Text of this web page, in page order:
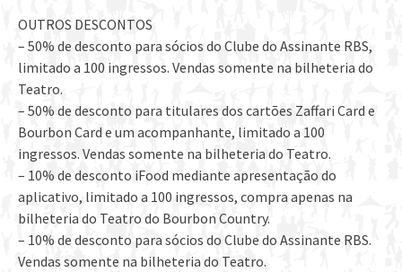
OUTROS DESCONTOS
– 50% de desconto para sócios do Clube do Assinante RBS,
limitado a 100 ingressos. Vendas somente na bilheteria do
Teatro.
– 50% de desconto para titulares dos cartões Zaffari Card e
Bourbon Card e um acompanhante, limitado a 100
ingressos. Vendas somente na bilheteria do Teatro.
– 10% de desconto iFood mediante apresentação do
aplicativo, limitado a 100 ingressos, compra apenas na
bilheteria do Teatro do Bourbon Country.
– 10% de desconto para sócios do Clube do Assinante RBS.
Vendas somente na bilheteria do Teatro.